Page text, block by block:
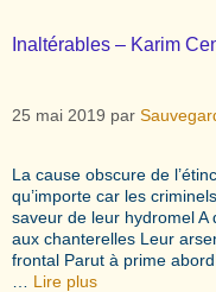
Inaltérables – Karim
25 mai 2019 par
La cause obscure de
qu’importe car les
saveur de leur hydromel A
aux chanterelles Leur
frontal Parut à prime
Lire plus